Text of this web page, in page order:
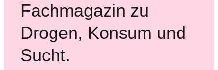
Fachmagazin zu
Drogen, Konsum und
Sucht.